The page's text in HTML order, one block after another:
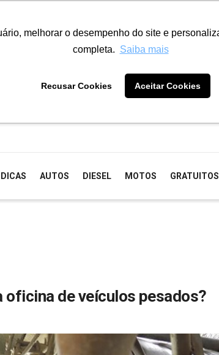
melhorar o desempenho do site e
completa. Saiba mais
Recusar Cookies Aceitar Cookies
DICAS AUTOS DIESEL MOTOS GRATUITOS
oficina de veículos pesados?